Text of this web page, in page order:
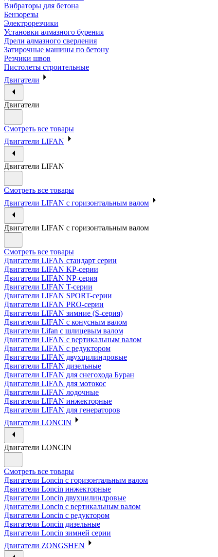
Вибраторы для бетона
Бензорезы
Электрорезчики
Установки алмазного бурения
Дрели алмазного сверления
Затирочные машины по бетону
Резчики швов
Пистолеты строительные
Двигатели
Двигатели
Смотреть все товары
Двигатели LIFAN
Двигатели LIFAN
Смотреть все товары
Двигатели LIFAN с горизонтальным валом
Двигатели LIFAN с горизонтальным валом
Смотреть все товары
Двигатели LIFAN стандарт серии
Двигатели LIFAN KP-серии
Двигатели LIFAN NP-серия
Двигатели LIFAN T-серии
Двигатели LIFAN SPORT-серии
Двигатели LIFAN PRO-серии
Двигатели LIFAN зимние (S-серия)
Двигатели LIFAN с конусным валом
Двигатели Lifan с шлицевым валом
Двигатели LIFAN с вертикальным валом
Двигатели LIFAN с редуктором
Двигатели LIFAN двухцилиндровые
Двигатели LIFAN дизельные
Двигатели LIFAN для снегохода Буран
Двигатели LIFAN для мотокос
Двигатели LIFAN лодочные
Двигатели LIFAN инжекторные
Двигатели LIFAN для генераторов
Двигатели LONCIN
Двигатели LONCIN
Смотреть все товары
Двигатели Loncin с горизонтальным валом
Двигатели Loncin инжекторные
Двигатели Loncin двухцилиндровые
Двигатели Loncin с вертикальным валом
Двигатели Loncin с редуктором
Двигатели Loncin дизельные
Двигатели Loncin зимней серии
Двигатели ZONGSHEN